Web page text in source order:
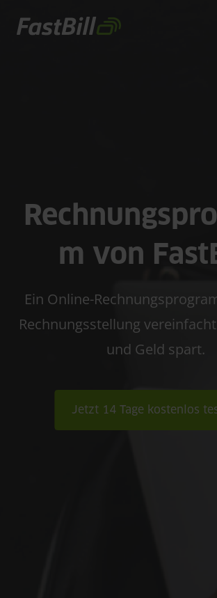
zum
m von
Ein Online-
Rechnungsstellung
und Geld spart.
Jetzt 14 Tage kostenlos